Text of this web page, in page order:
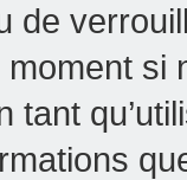
de
moment
tant